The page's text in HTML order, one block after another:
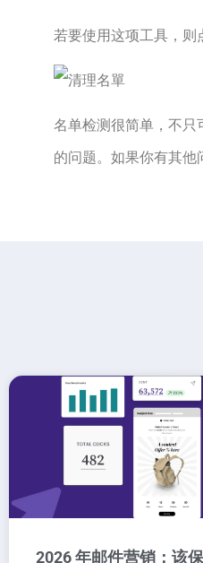
若要使用这项工具，则
名单检测很简单，不只
的问题。如果你有其他
2026 年邮件营销：该